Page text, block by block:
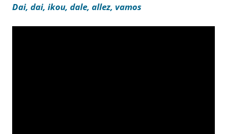
Dai, dai, ikou, dale, allez, vamos